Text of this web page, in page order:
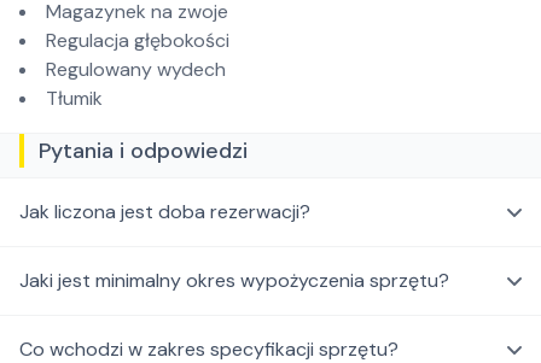
Magazynek na zwoje
Regulacja głębokości
Regulowany wydech
Tłumik
Pytania i odpowiedzi
Jak liczona jest doba rezerwacji?
Jaki jest minimalny okres wypożyczenia sprzętu?
Co wchodzi w zakres specyfikacji sprzętu?